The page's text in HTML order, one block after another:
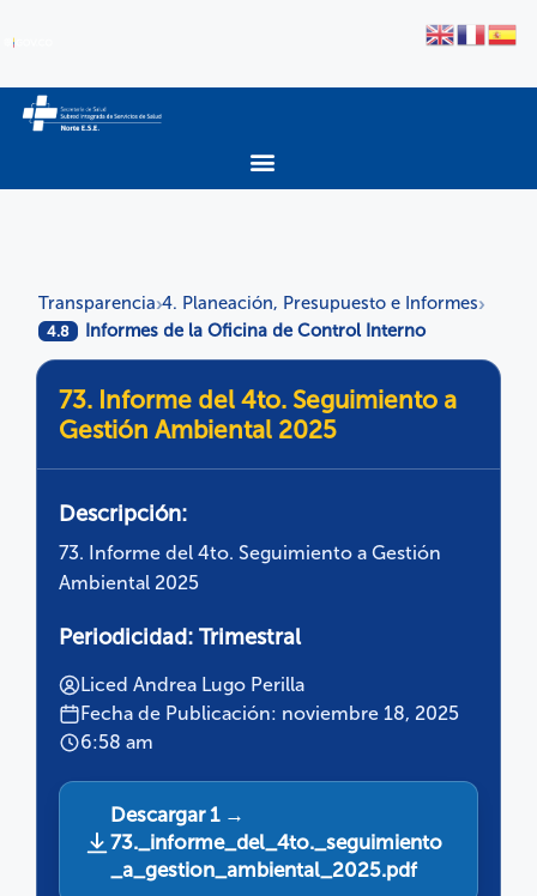
Transparencia›4. Planeación, Presupuesto e Informes›
4.8 Informes de la Oficina de Control Interno
73. Informe del 4to. Seguimiento a
Gestión Ambiental 2025
Descripción:
73. Informe del 4to. Seguimiento a Gestión
Ambiental 2025
Periodicidad: Trimestral
Liced Andrea Lugo Perilla
Fecha de Publicación: noviembre 18, 2025
6:58 am
Descargar 1 →
73._informe_del_4to._seguimiento
_a_gestion_ambiental_2025.pdf